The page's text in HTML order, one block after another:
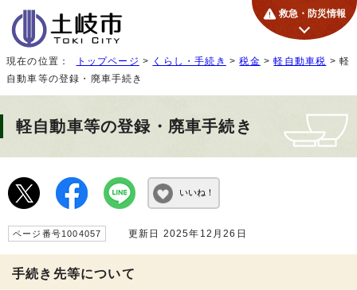
救急・防災情報
現在の位置： トップページ > くらし・手続き >税金 >軽自動車税 > 軽
自動車等の登録・廃車手続き
軽自動車等の登録・廃車手続き
いいね！
ページ番号1004057 更新日 2025年12月26日
手続き先等について